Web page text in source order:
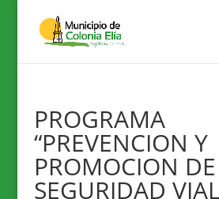
PROGRAMA
“PREVENCION Y
PROMOCION
SEGURIDAD